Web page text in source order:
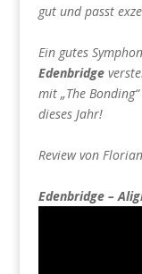
gut und passt
Ein gutes
Edenbridge
mit „The
dieses Jahr!
Review von
Edenbridge –